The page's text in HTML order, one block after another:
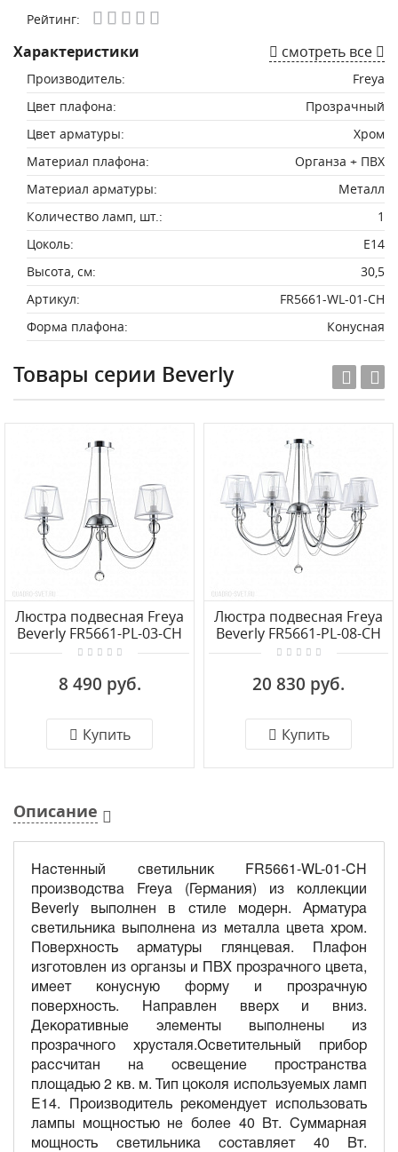
Рейтинг:
Характеристики смотреть все
Производитель:
Freya
Цвет плафона:
Прозрачный
Цвет арматуры:
Хром
Материал плафона:
Органза + ПВХ
Материал арматуры:
Металл
Количество ламп, шт.:
1
Цоколь:
E14
Высота, см:
30,5
Артикул:
FR5661-WL-01-CH
Форма плафона:
Конусная
Товары серии Beverly
Люстра подвесная Freya
Beverly FR5661-PL-03-CH
8 490 руб.
Купить
Люстра подвесная Freya
Beverly FR5661-PL-08-CH
20 830 руб.
Купить
Описание
Настенный светильник FR5661-WL-01-CH
производства Freya (Германия) из коллекции
Beverly выполнен в стиле модерн. Арматура
светильника выполнена из металла цвета хром.
Поверхность арматуры глянцевая. Плафон
изготовлен из органзы и ПВХ прозрачного цвета,
имеет конусную форму и прозрачную
поверхность. Направлен вверх и вниз.
Декоративные элементы выполнены из
прозрачного хрусталя.Осветительный прибор
рассчитан на освещение пространства
площадью 2 кв. м. Тип цоколя используемых ламп
E14. Производитель рекомендует использовать
лампы мощностью не более 40 Вт. Суммарная
мощность светильника составляет 40 Вт.